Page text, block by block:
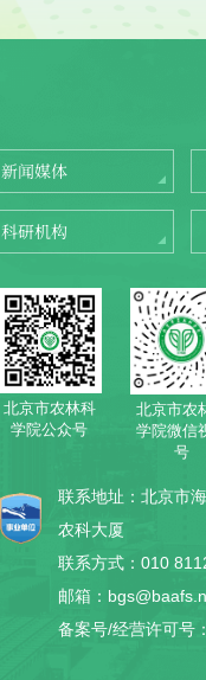
新闻媒体
科研机构
北京市农林科
学院公众号
北京市农
学院微信
号
联系地址：北京市
农科大厦
联系方式：010
邮箱：
备案号/经营许可号